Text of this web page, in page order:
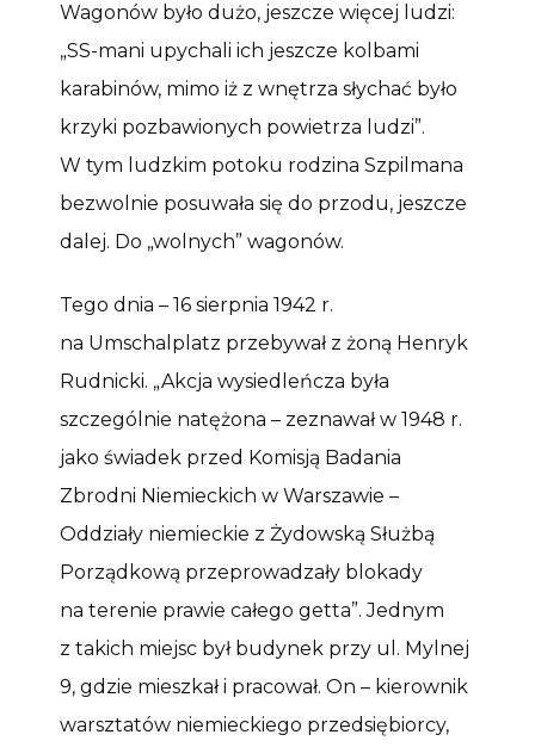
Wagonów było dużo, jeszcze więcej ludzi:
„SS-mani upychali ich jeszcze kolbami
karabinów, mimo iż z wnętrza słychać było
krzyki pozbawionych powietrza ludzi”.
W tym ludzkim potoku rodzina Szpilmana
bezwolnie posuwała się do przodu, jeszcze
dalej. Do „wolnych” wagonów.
Tego dnia – 16 sierpnia 1942 r.
na Umschalplatz przebywał z żoną Henryk
Rudnicki. „Akcja wysiedleńcza była
szczególnie natężona – zeznawał w 1948 r.
jako świadek przed Komisją Badania
Zbrodni Niemieckich w Warszawie –
Oddziały niemieckie z Żydowską Służbą
Porządkową przeprowadzały blokady
na terenie prawie całego getta”. Jednym
z takich miejsc był budynek przy ul. Mylnej
9, gdzie mieszkał i pracował. On – kierownik
warsztatów niemieckiego przedsiębiorcy,